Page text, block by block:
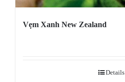
Vẹm Xanh New Zealand
Details